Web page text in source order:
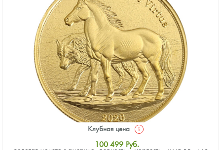
Клубная цена
100 499 Руб.